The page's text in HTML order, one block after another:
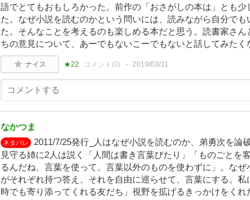
語でとてもおもしろかった。前作の「おさがしの本は」とも少
た。なぜ小説を読むのかという問いには、読みながら自分で
た。そんなことを考えるのも楽しめる本だと思う。読書家さん
ちの意見について、あーでもないこーでもないと話してみたく
ナイス ★22 コメント(0) 2019/03/31
なかつま
ネタバレ
2011/7/25発行_人はなぜ小説を読むのか、弟勇次を論
見守る姉に2人は説く「人間は書き言葉びたり」「ものごとを
るんだね、言葉を使って。言葉以外のものを使わずに」。なぜ
がそれぞれ持つ答え、それを自由に巡らせて、言葉にする。
時でも寄り添ってくれる友だち」視野を拡げるきっかけをくれ